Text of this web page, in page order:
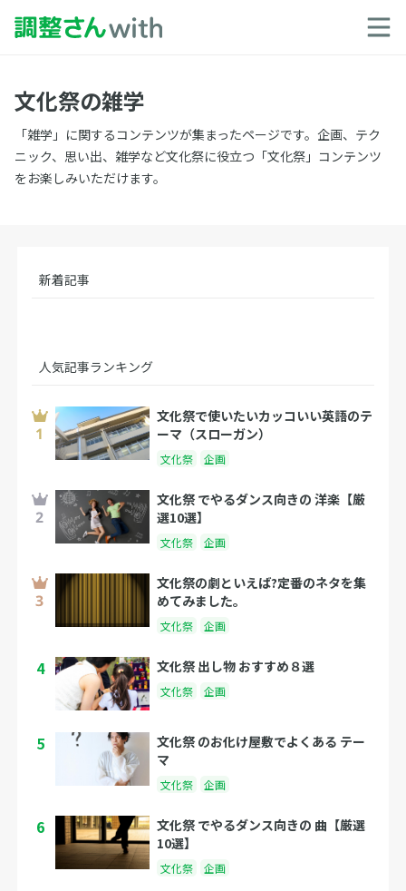
文化祭の雑学
「雑学」に関するコンテンツが集まったページです。企画、テク
ニック、思い出、雑学など文化祭に役立つ「文化祭」コンテンツ
をお楽しみいただけます。
新着記事
人気記事ランキング
文化祭で使いたいカッコいい英語のテ
ーマ（スローガン）
文化祭 企画
文化祭 でやるダンス向きの 洋楽【厳
選10選】
文化祭 企画
文化祭の劇といえば?定番のネタを集
めてみました。
文化祭 企画
4 文化祭 出し物 おすすめ８選
文化祭 企画
5
文化祭 のお化け屋敷でよくある テー
マ
文化祭 企画
6
文化祭 でやるダンス向きの 曲【厳選
10選】
文化祭 企画